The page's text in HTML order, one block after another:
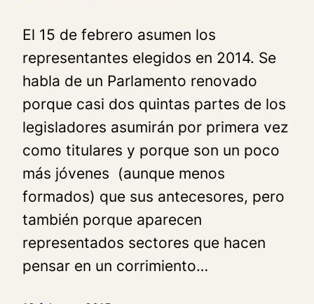
El 15 de febrero asumen los
representantes elegidos en 2014. Se
habla de un Parlamento renovado
porque casi dos quintas partes de los
legisladores asumirán por primera vez
como titulares y porque son un poco
más jóvenes (aunque menos
formados) que sus antecesores, pero
también porque aparecen
representados sectores que hacen
pensar en un corrimiento…